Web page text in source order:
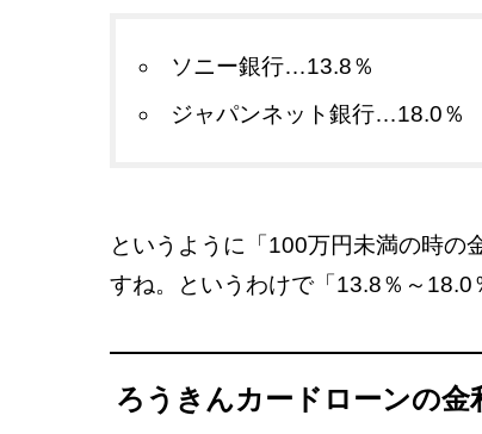
ソニー銀行…13.8％
ジャパンネット銀行…18.0％
というように「100万円未満の時の
すね。というわけで「13.8％～18.0
ろうきんカードローンの金